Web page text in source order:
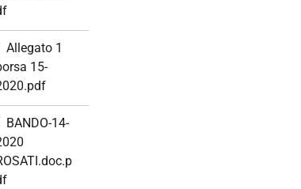
Allegato 1
15-
BANDO-14-